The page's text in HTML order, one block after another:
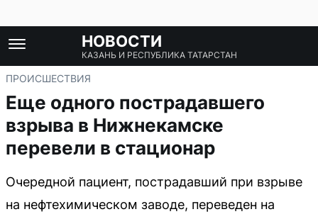
НОВОСТИ
КАЗАНЬ И РЕСПУБЛИКА ТАТАРСТАН
ПРОИСШЕСТВИЯ
Еще одного пострадавшего
взрыва в Нижнекамске
перевели в стационар
Очередной пациент, пострадавший при взрыве
на нефтехимическом заводе, переведен на